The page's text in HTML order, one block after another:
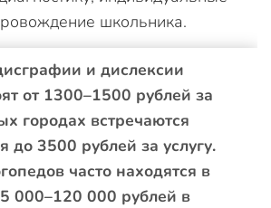
школьника.
и дислексии
от 1300–1500 рублей за
городах встречаются
до 3500 рублей за услугу.
часто находятся в
000–120 000 рублей в